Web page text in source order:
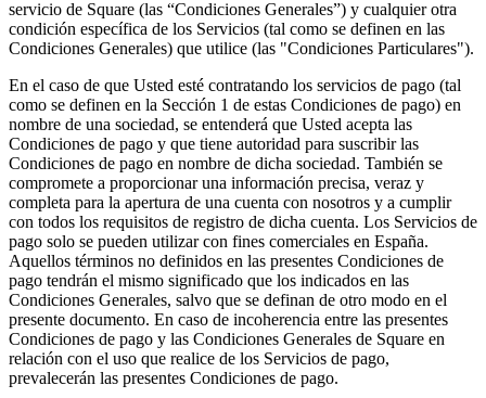
Serveis
Tots els tipus d'empreses
Productes
Pagaments
Clients
Personal
Desenvolupadors
Square Register
Square Terminal
Square Stand
servicio de Square (las “Condiciones Generales”) y cualquier otra
condición específica de los Servicios (tal como se definen en las
Condiciones Generales) que utilice (las "Condiciones Particulares").
En el caso de que Usted esté contratando los servicios de pago (tal
como se definen en la Sección 1 de estas Condiciones de pago) en
nombre de una sociedad, se entenderá que Usted acepta las
Condiciones de pago y que tiene autoridad para suscribir las
Condiciones de pago en nombre de dicha sociedad. También se
compromete a proporcionar una información precisa, veraz y
completa para la apertura de una cuenta con nosotros y a cumplir
con todos los requisitos de registro de dicha cuenta. Los Servicios de
pago solo se pueden utilizar con fines comerciales en España.
Aquellos términos no definidos en las presentes Condiciones de
pago tendrán el mismo significado que los indicados en las
Condiciones Generales, salvo que se definan de otro modo en el
presente documento. En caso de incoherencia entre las presentes
Condiciones de pago y las Condiciones Generales de Square en
relación con el uso que realice de los Servicios de pago,
prevalecerán las presentes Condiciones de pago.